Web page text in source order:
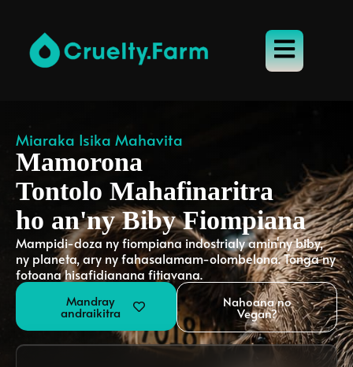
Miaraka Isika Mahavita
Mamorona
Tontolo Mahafinaritra
ho an'ny Biby Fiompiana
Mampidi-doza ny fiompiana indostrialy amin'ny biby,
ny planeta, ary ny fahasalamam-olombelona. Tonga ny
fotoana hisafidianana fitiavana.
Mandray
andraikitra
Nahoana no
Vegan?